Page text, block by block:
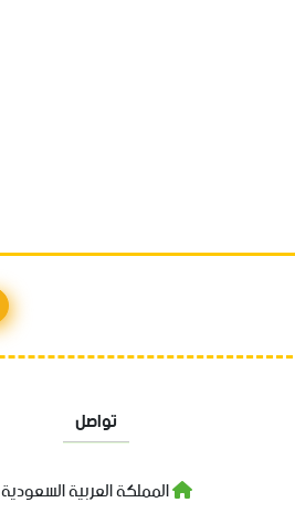
تواصل
المملكة العربية السعودية